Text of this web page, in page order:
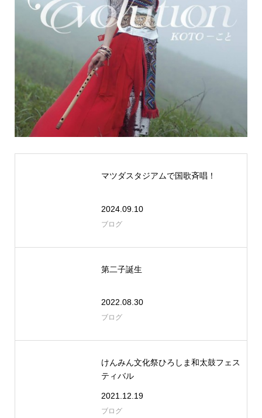
マツダスタジアムで国歌斉唱！
2024.09.10
ブログ
第二子誕生
2022.08.30
ブログ
けんみん文化祭ひろしま和太鼓フェス
ティバル
2021.12.19
ブログ